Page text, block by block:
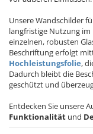
Unsere Wandschilder
langfristige Nutzung im
einzelnen, robusten
Beschriftung erfolgt
Hochleistungsfolie,
Dadurch bleibt die
geschützt und
Entdecken Sie unsere
Funktionalität und